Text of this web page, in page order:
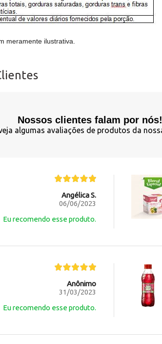
meramente ilustrativa.
Nossos clientes falam por nós!
algumas avaliações de produtos da
Angélica S.
06/06/2023
Eu recomendo esse produto.
Anônimo
31/03/2023
Eu recomendo esse produto.